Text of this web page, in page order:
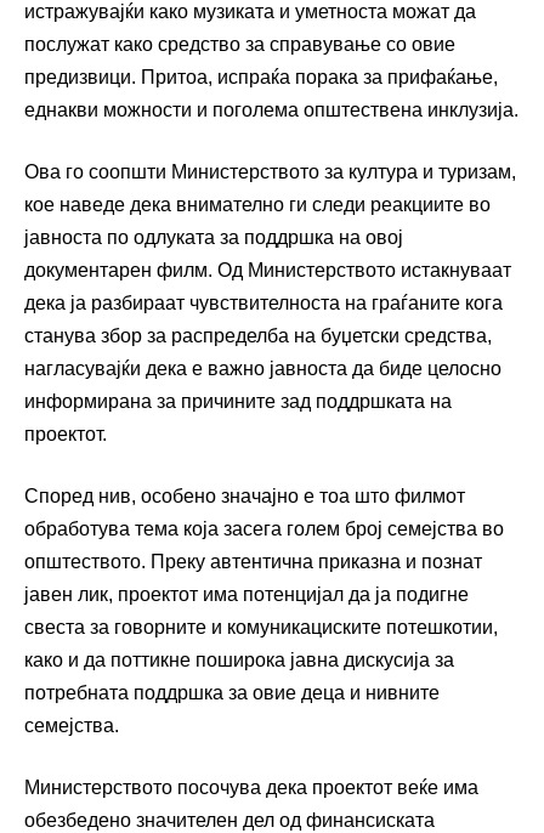
истражувајќи како музиката и уметноста можат да
послужат како средство за справување со овие
предизвици. Притоа, испраќа порака за прифаќање,
еднакви можности и поголема општествена инклузија.
Ова го соопшти Министерството за култура и туризам,
кое наведе дека внимателно ги следи реакциите во
јавноста по одлуката за поддршка на овој
документарен филм. Од Министерството истакнуваат
дека ја разбираат чувствителноста на граѓаните кога
станува збор за распределба на буџетски средства,
нагласувајќи дека е важно јавноста да биде целосно
информирана за причините зад поддршката на
проектот.
Според нив, особено значајно е тоа што филмот
обработува тема која засега голем број семејства во
општеството. Преку автентична приказна и познат
јавен лик, проектот има потенцијал да ја подигне
свеста за говорните и комуникациските потешкотии,
како и да поттикне поширока јавна дискусија за
потребната поддршка за овие деца и нивните
семејства.
Министерството посочува дека проектот веќе има
обезбедено значителен дел од финансиската